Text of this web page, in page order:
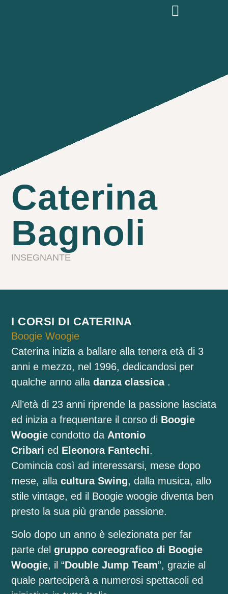
Caterina
Bagnoli
INSEGNANTE
I CORSI DI CATERINA
Boogie Woogie
Caterina inizia a ballare alla tenera età di 3
anni e mezzo, nel 1996, dedicandosi per
qualche anno alladanza classica.
All’età di 23 anni riprende la passione lasciata
ed inizia a frequentare il corso di Boogie
Woogie condotto da Antonio
Cribari ed Eleonora Fantechi.
Comincia così ad interessarsi, mese dopo
mese, alla cultura Swing, dalla musica, allo
stile vintage, ed il Boogie woogie diventa ben
presto la sua più grande passione.
Solo dopo un anno è selezionata per far
parte del gruppo coreografico di Boogie
Woogie, il “Double Jump Team”, grazie al
quale parteciperà a numerosi spettacoli ed